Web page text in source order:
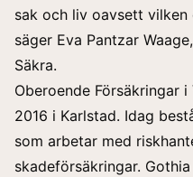
sak och liv oavsett vilken
säger Eva Pantzar
Säkra.
Oberoende Försäkringar
2016 i Karlstad. Idag
som arbetar med
skadeförsäkringar.